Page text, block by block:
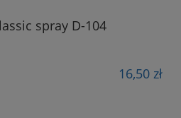
spray D-104
16,50 zł